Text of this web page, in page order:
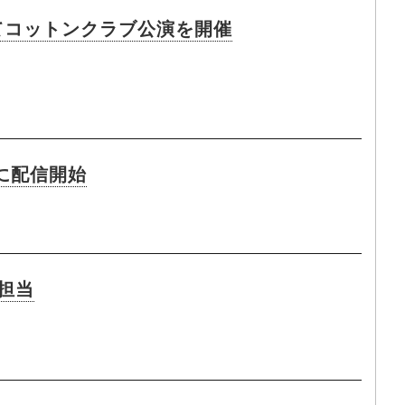
コットンクラブ公演を開催
配信開始
当